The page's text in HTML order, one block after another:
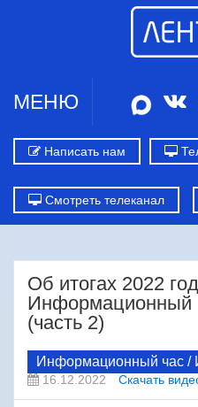
МЕНЮ
Написать нам
Смотреть телеканал
Об итогах 2022
Информационный
(часть 2)
Информационный час /
16.12.2022 Скачать